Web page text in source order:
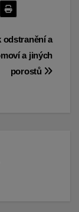
odstranění a
a jiných
porostů